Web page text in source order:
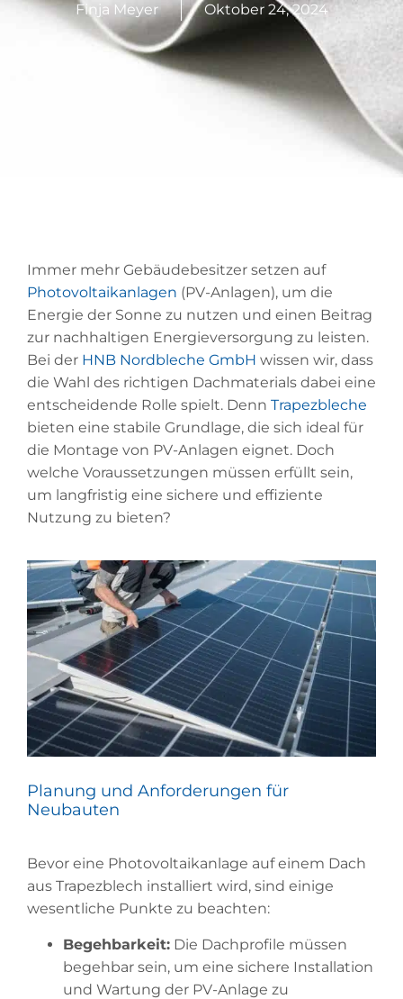
Finja Meyer Oktober 24, 2024
Immer mehr Gebäudebesitzer setzen auf
Photovoltaikanlagen (PV-Anlagen), um die
Energie der Sonne zu nutzen und einen Beitrag
zur nachhaltigen Energieversorgung zu leisten.
Bei der HNB Nordbleche GmbH wissen wir, dass
die Wahl des richtigen Dachmaterials dabei eine
entscheidende Rolle spielt. Denn Trapezbleche
bieten eine stabile Grundlage, die sich ideal für
die Montage von PV-Anlagen eignet. Doch
welche Voraussetzungen müssen erfüllt sein,
um langfristig eine sichere und effiziente
Nutzung zu bieten?
Planung und Anforderungen für
Neubauten
Bevor eine Photovoltaikanlage auf einem Dach
aus Trapezblech installiert wird, sind einige
wesentliche Punkte zu beachten:
Begehbarkeit: Die Dachprofile müssen
begehbar sein, um eine sichere Installation
und Wartung der PV-Anlage zu